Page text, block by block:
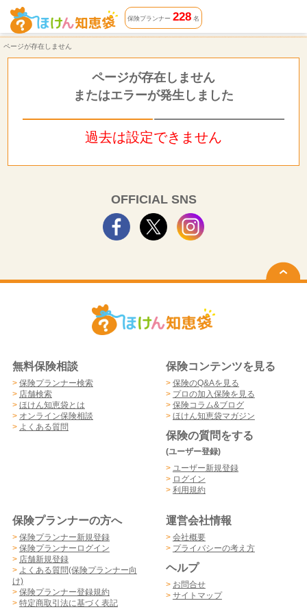
ページが存在しません | ほけん知恵袋
保険プランナー 228名
ページが存在しません
ページが存在しません
またはエラーが発生しました
過去は設定できません
OFFICIAL SNS
無料保険相談
> 保険プランナー検索
> 店舗検索
> ほけん知恵袋とは
> オンライン保険相談
> よくある質問
保険コンテンツを見る
> 保険のQ&Aを見る
> プロの加入保険を見る
> 保険コラム&ブログ
> ほけん知恵袋マガジン
保険の質問をする
(ユーザー登録)
> ユーザー新規登録
> ログイン
> 利用規約
保険プランナーの方へ
> 保険プランナー新規登録
> 保険プランナーログイン
> 店舗新規登録
> よくある質問(保険プランナー向
け)
> 保険プランナー登録規約
> 特定商取引法に基づく表記
運営会社情報
> 会社概要
> プライバシーの考え方
ヘルプ
> お問合せ
> サイトマップ